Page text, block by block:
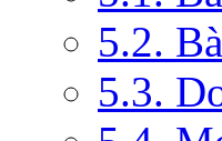
5.2.
5.3.